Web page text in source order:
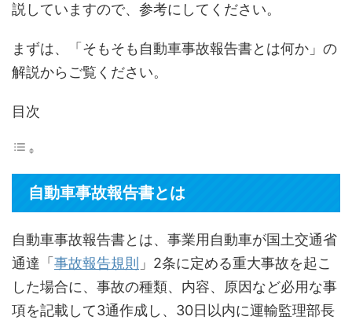
説していますので、参考にしてください。
まずは、「そもそも自動車事故報告書とは何か」の
解説からご覧ください。
目次
自動車事故報告書とは
自動車事故報告書とは、事業用自動車が国土交通省
通達「 事故報告規則 」2条に定める重大事故を起こ
した場合に、事故の種類、内容、原因など必用な事
項を記載して3通作成し、30日以内に運輸監理部長